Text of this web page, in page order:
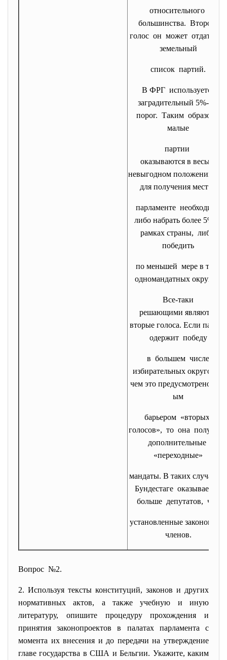
относительного
большинства. Второй
голос он может отдать за
земельный
список партий.
В ФРГ используется
заградительный 5%-ый
порог. Таким образом,
малые
партии
оказываются в весьма
невыгодном положении,
для получения мест в
парламенте необходимо
либо набрать более 5% в
рамках страны, либо
победить
по меньшей мере в трех
одномандатных округах.
Все-таки
решающими являются
вторые голоса. Если партия
одержит победу
в большем числе
избирательных округов,
чем это предусмотрено 5%-
ым
барьером «вторых
голосов», то она получает
дополнительные
«переходные»
мандаты. В таких случаях в
Бундестаге оказывается
больше депутатов, чем
установленные законом 656
членов.
Вопрос №2.
2. Используя тексты конституций, законов и других
нормативных актов, а также учебную и иную
литературу, опишите процедуру прохождения и
принятия законопроектов в палатах парламента с
момента их внесения и до передачи на утверждение
главе государства в США и Бельгии. Укажите, каким